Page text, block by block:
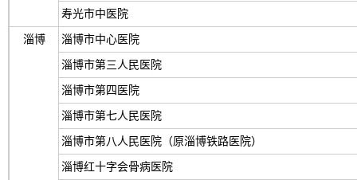
寿光市中医院
淄博
淄博市中心医院
淄博市第三人民医院
淄博市第四医院
淄博市第七人民医院
淄博市第八人民医院（原淄博铁路医院）
淄博红十字会骨病医院